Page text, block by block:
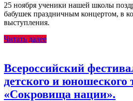
25 ноября ученики нашей школы
бабушек праздничным концертом, в
выступления.
Читать далее
Всероссийский
детского и юношеского
«Сокровища нации».